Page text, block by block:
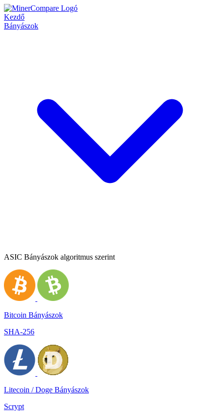
Kezdő
Bányászok
ASIC Bányászok algoritmus szerint
Bitcoin Bányászok
SHA-256
Litecoin / Doge Bányászok
Scrypt